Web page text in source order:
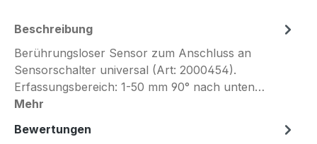
Beschreibung
Berührungsloser Sensor zum Anschluss an
Sensorschalter universal (Art: 2000454).
Erfassungsbereich: 1-50 mm 90° nach unten…
Mehr
Bewertungen